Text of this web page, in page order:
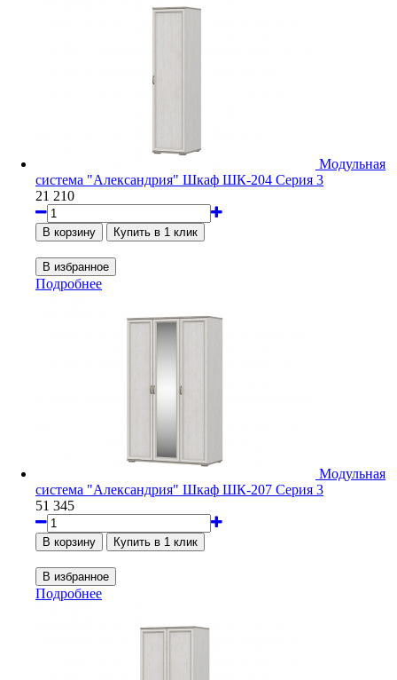
Модульная
система "Александрия" Шкаф ШК-204 Серия 3
21 210
Подробнее
Модульная
система "Александрия" Шкаф ШК-207 Серия 3
51 345
Подробнее